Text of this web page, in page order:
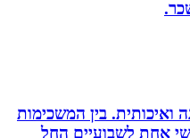
בין המשכימות
לשבועיים החל